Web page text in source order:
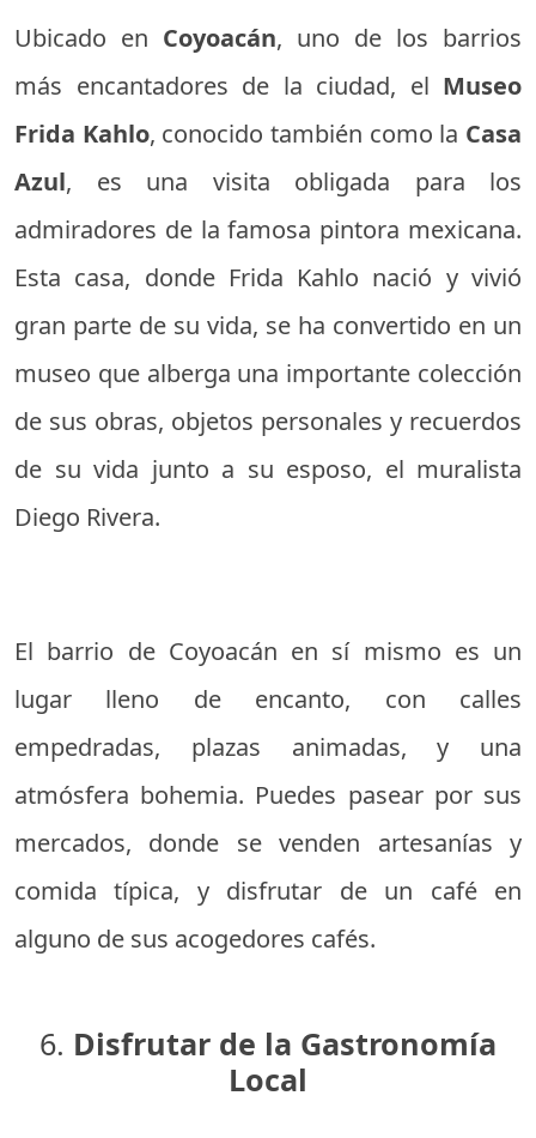
Ubicado en Coyoacán, uno de los barrios
más encantadores de la ciudad, el Museo
Frida Kahlo, conocido también como la Casa
Azul, es una visita obligada para los
admiradores de la famosa pintora mexicana.
Esta casa, donde Frida Kahlo nació y vivió
gran parte de su vida, se ha convertido en un
museo que alberga una importante colección
de sus obras, objetos personales y recuerdos
de su vida junto a su esposo, el muralista
Diego Rivera.
El barrio de Coyoacán en sí mismo es un
lugar lleno de encanto, con calles
empedradas, plazas animadas, y una
atmósfera bohemia. Puedes pasear por sus
mercados, donde se venden artesanías y
comida típica, y disfrutar de un café en
alguno de sus acogedores cafés.
6. Disfrutar de la Gastronomía
Local